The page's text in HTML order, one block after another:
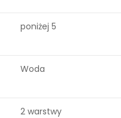
poniżej 5
Woda
2 warstwy